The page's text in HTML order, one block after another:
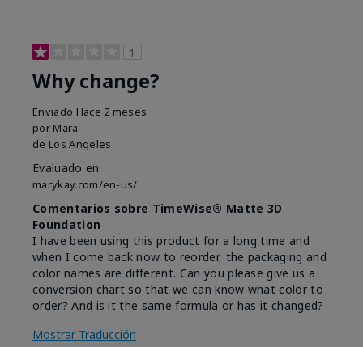
1
Why change?
Enviado Hace 2 meses
por Mara
de Los Angeles
Evaluado en
marykay.com/en-us/
Comentarios sobre TimeWise® Matte 3D
Foundation
I have been using this product for a long time and
when I come back now to reorder, the packaging and
color names are different. Can you please give us a
conversion chart so that we can know what color to
order? And is it the same formula or has it changed?
Mostrar Traducción